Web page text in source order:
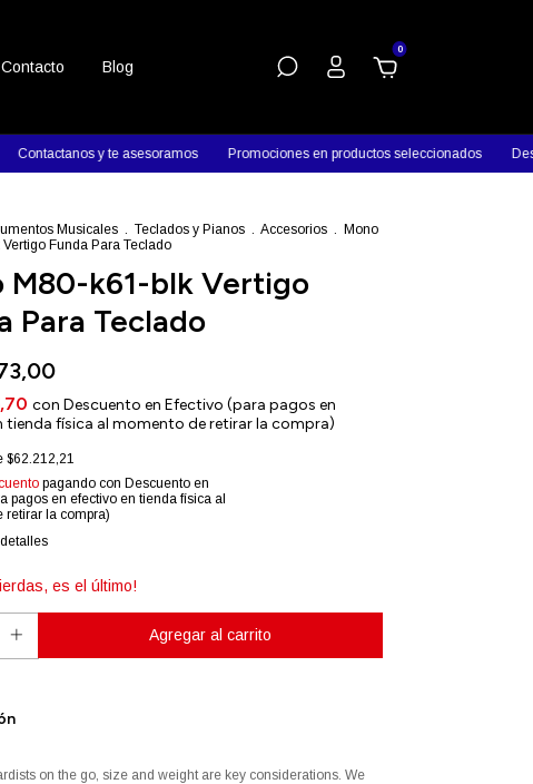
Contacto Blog
0
y te asesoramos Promociones en productos seleccionados Descuentos
Musicales . Teclados y Pianos . Accesorios .
Mono
Vertigo Funda Para Teclado
M80-k61-blk Vertigo
Para Teclado
con Descuento en Efectivo (para pagos en
tienda física al momento de retirar la compra)
$62.212,21
pagando con Descuento en
pagos en efectivo en tienda física al
retirar la compra)
es el último!
on the go, size and weight are key considerations. We